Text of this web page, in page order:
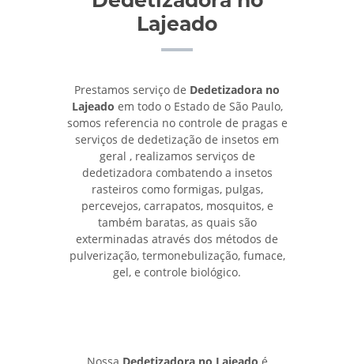
Lajeado
Prestamos serviço de Dedetizadora no
Lajeado em todo o Estado de São Paulo,
somos referencia no controle de pragas e
serviços de dedetização de insetos em
geral , realizamos serviços de
dedetizadora combatendo a insetos
rasteiros como formigas, pulgas,
percevejos, carrapatos, mosquitos, e
também baratas, as quais são
exterminadas através dos métodos de
pulverização, termonebulização, fumace,
gel, e controle biológico.
Nossa Dedetizadora no Lajeado é